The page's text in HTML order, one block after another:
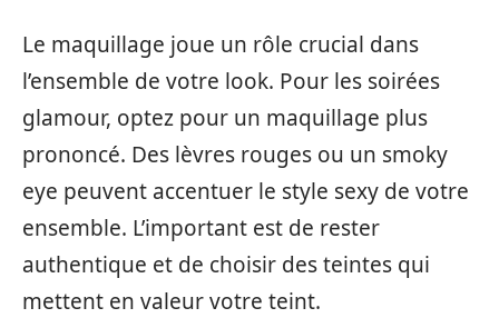
Le maquillage joue un rôle crucial dans
l’ensemble de votre look. Pour les soirées
glamour, optez pour un maquillage plus
prononcé. Des lèvres rouges ou un smoky
eye peuvent accentuer le style sexy de votre
ensemble. L’important est de rester
authentique et de choisir des teintes qui
mettent en valeur votre teint.